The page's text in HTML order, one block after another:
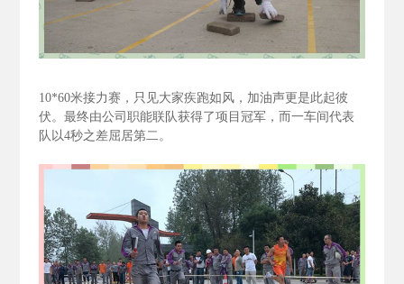
10*60米接力赛，只见大家疾跑如风，加油声更是此起彼
伏。最终由公司职能联队获得了项目冠军，而一车间代表
队以4秒之差屈居第二。